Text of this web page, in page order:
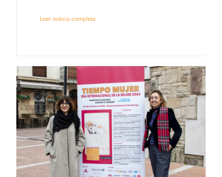
Leer noticia completa